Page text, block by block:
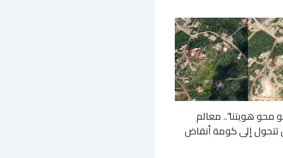
هويتنا".. معالم
تتحول إلى كومة أنقاض